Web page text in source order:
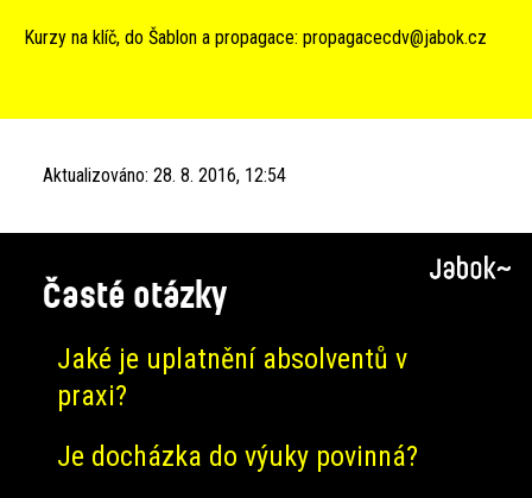
Kurzy na klíč, do Šablon a propagace: propagacecdv@jabok.cz
Aktualizováno: 28. 8. 2016, 12:54
Časté otázky
Jaké je uplatnění absolventů v
praxi?
Je docházka do výuky povinná?